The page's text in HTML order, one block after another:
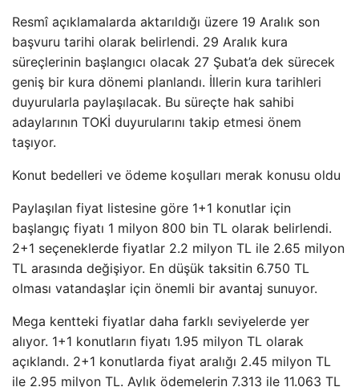
Resmî açıklamalarda aktarıldığı üzere 19 Aralık son
başvuru tarihi olarak belirlendi. 29 Aralık kura
süreçlerinin başlangıcı olacak 27 Şubat’a dek sürecek
geniş bir kura dönemi planlandı. İllerin kura tarihleri
duyurularla paylaşılacak. Bu süreçte hak sahibi
adaylarının TOKİ duyurularını takip etmesi önem
taşıyor.
Konut bedelleri ve ödeme koşulları merak konusu oldu
Paylaşılan fiyat listesine göre 1+1 konutlar için
başlangıç fiyatı 1 milyon 800 bin TL olarak belirlendi.
2+1 seçeneklerde fiyatlar 2.2 milyon TL ile 2.65 milyon
TL arasında değişiyor. En düşük taksitin 6.750 TL
olması vatandaşlar için önemli bir avantaj sunuyor.
Mega kentteki fiyatlar daha farklı seviyelerde yer
alıyor. 1+1 konutların fiyatı 1.95 milyon TL olarak
açıklandı. 2+1 konutlarda fiyat aralığı 2.45 milyon TL
ile 2.95 milyon TL. Aylık ödemelerin 7.313 ile 11.063 TL